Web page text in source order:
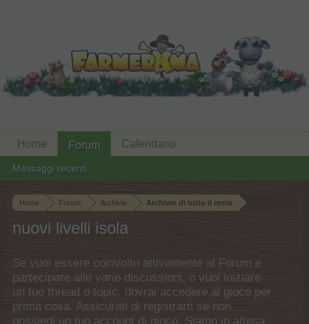
Home Forum Archivio Archivio di tutto il resto
nuovi livelli isola
Se vuoi essere coinvolto attivamente al Forum e
partecipare alle varie discussioni, o vuoi iniziare
un tuo thread o topic, dovrai accedere al gioco per
prima cosa. Assicurati di registrarti se non
possiedi un tuo account di gioco. Siamo in attesa
Home Forum
Messaggi recenti
Calendario